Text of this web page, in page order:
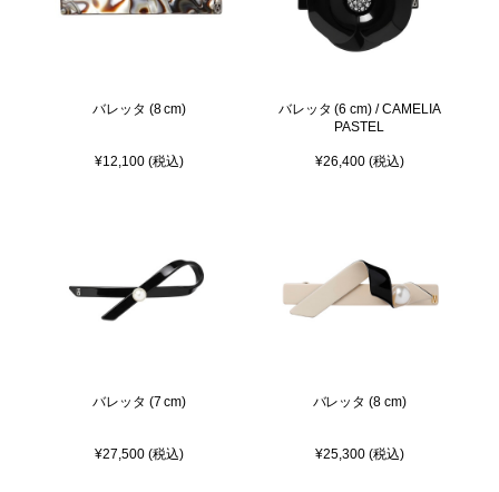
バレッタ (8 cm)
¥12,100 (税込)
バレッタ (6 cm) / CAMELIA
PASTEL
¥26,400 (税込)
バレッタ (7 cm)
¥27,500 (税込)
バレッタ (8 cm)
¥25,300 (税込)